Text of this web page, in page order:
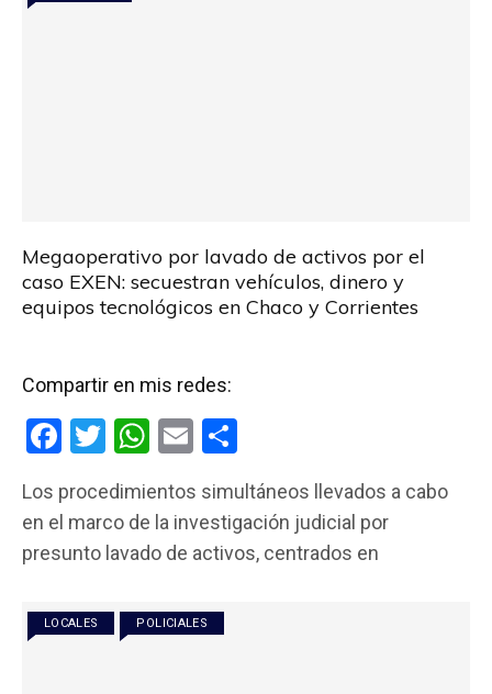
Megaoperativo por lavado de activos por el
caso EXEN: secuestran vehículos, dinero y
equipos tecnológicos en Chaco y Corrientes
Compartir en mis redes:
F
ce
b
o
k
T
tt
er
W
at
s
p
p
E
ail m
p
ar
Los procedimientos simultáneos llevados a cabo
en el marco de la investigación judicial por
presunto lavado de activos, centrados en
LOCALES POLICIALES